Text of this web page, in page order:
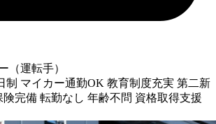
（運転手）
制 マイカー通勤OK 教育制度充実 第二新
険完備 転勤なし 年齢不問 資格取得支援